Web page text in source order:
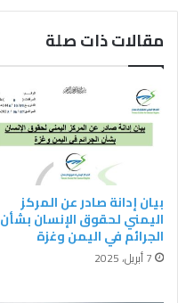
مقالات ذات صلة
بيان إدانة صادر عن المركز
اليمني لحقوق الإنسان بشأن
الجرائم في اليمن وغزة
7 أبريل، 2025